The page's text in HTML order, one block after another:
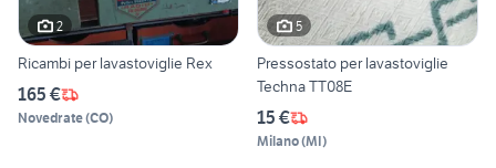
2
Ricambi per lavastoviglie Rex
165 €
Novedrate(CO)
5
Pressostato per lavastoviglie
Techna TT08E
15 €
Milano(MI)